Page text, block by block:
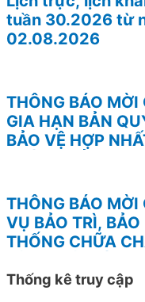
tuần 30.2026 từ
02.08.2026
THÔNG BÁO MỜI CHÀO GIÁ GÓI
GIA HẠN BẢN QUYỀN
BẢO VỆ HỢP
THÔNG BÁO MỜI CHÀO GIÁ DỊCH
VỤ BẢO TRÌ, BẢO
THỐNG CHỮA
Thống kê truy cập